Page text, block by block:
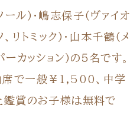
ル)・嶋志保子(ヴァイオ
リトミック)・山本千鶴(メ
カッション)の５名です。
席で一般￥1,500、中学
賞のお子様は無料で